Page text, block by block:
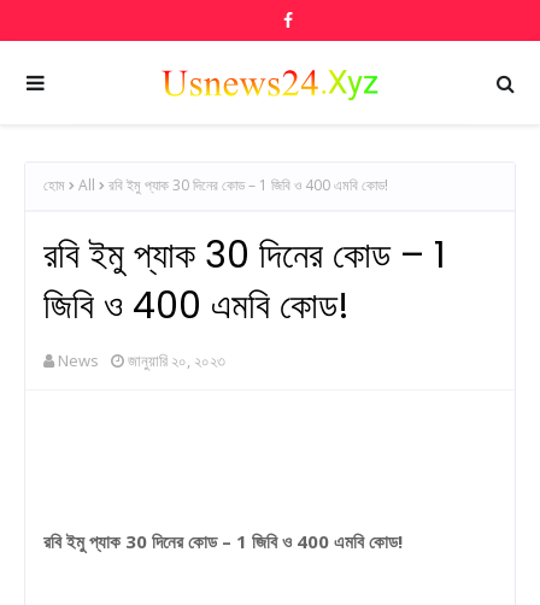
হোম All রবি ইমু প্যাক 30 দিনের কোড – 1 জিবি ও 400 এমবি কোড!
রবি ইমু প্যাক 30 দিনের কোড – 1
জিবি ও 400 এমবি কোড!
News জানুয়ারি ২০, ২০২৩
রবি ইমু প্যাক 30 দিনের কোড – 1 জিবি ও 400 এমবি কোড!